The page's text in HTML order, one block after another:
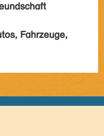
Fahrzeuge,